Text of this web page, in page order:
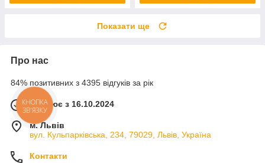
Показати ще
Про нас
84% позитивних з 4395 відгуків за рік
Працює з 16.10.2024
м. Львів
вул. Кульпарківська, 234, 79029, Львів, Україна
Контакти
КНОПКА
ЗВ'ЯЗКУ